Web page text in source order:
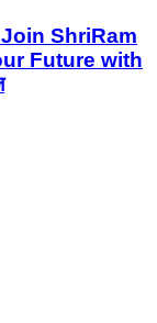
Join ShriRam
Future with